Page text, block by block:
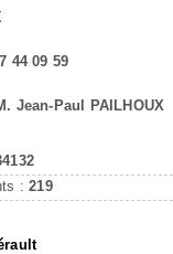
44 09 59
Jean-Paul PAILHOUX
:219